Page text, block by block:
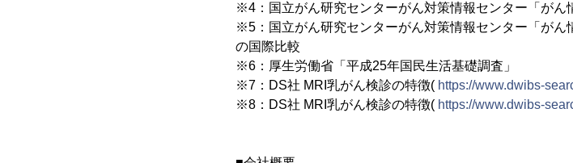
※4：国立がん研究センターがん対策情報センター「がん
※5：国立がん研究センターがん対策情報センター「が
の国際比較
※6：厚生労働省「平成25年国民生活基礎調査」
※7：DS社 MRI乳がん検診の特徴( https://www.dwibs-
※8：DS社 MRI乳がん検診の特徴( https://www.dwibs-